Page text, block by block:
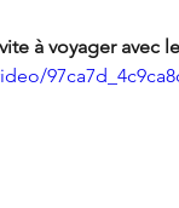
à voyager avec